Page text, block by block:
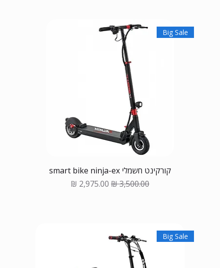
Big Sale
קורקינט חשמלי smart bike ninja-ex
Regular Price
Sale Price
Big Sale